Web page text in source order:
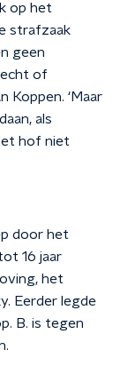
op het
strafzaak
geen
of
Koppen. ‘Maar
als
hof niet
door het
16 jaar
het
Eerder legde
B. is tegen